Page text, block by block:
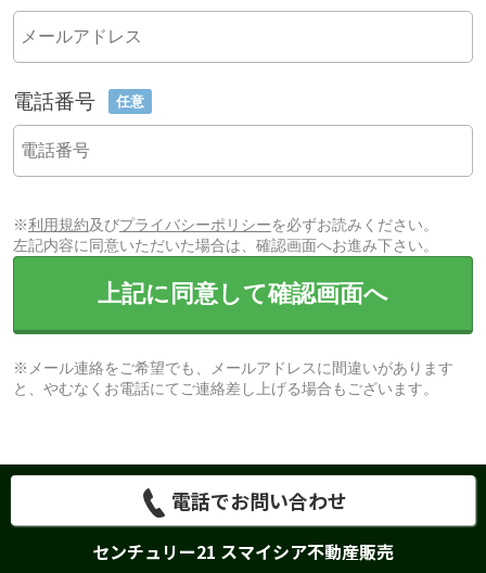
電話番号 任意
※利用規約及びプライバシーポリシーを必ずお読みください。
左記内容に同意いただいた場合は、確認画面へお進み下さい。
上記に同意して確認画面へ
※メール連絡をご希望でも、メールアドレスに間違いがあります
と、やむなくお電話にてご連絡差し上げる場合もございます。
電話でお問い合わせ
センチュリー21 スマイシア不動産販売